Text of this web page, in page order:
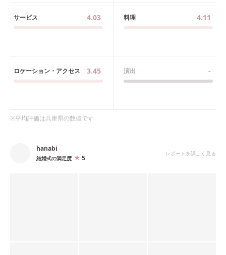
サービス 4.03 料理 4.11
ロケーション・アクセス 3.45 演出 -
※平均評価は兵庫県の数値です
hanabi
結婚式の満足度 5
レポートを詳しく見る